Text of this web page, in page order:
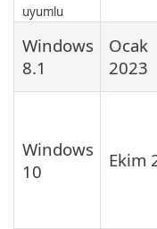
uyumlu
Windows
8.1
Ocak
2023
Windows
10
Ekim